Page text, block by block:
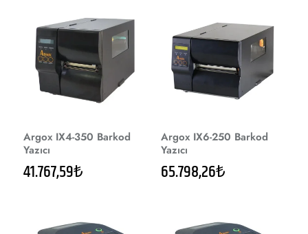
Argox IX4-350 Barkod
Yazıcı
41.767,59₺
Argox IX6-250 Barkod
Yazıcı
65.798,26₺